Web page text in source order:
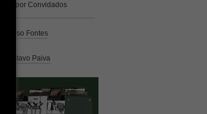
por Convidados
Fontes
Gustavo Paiva